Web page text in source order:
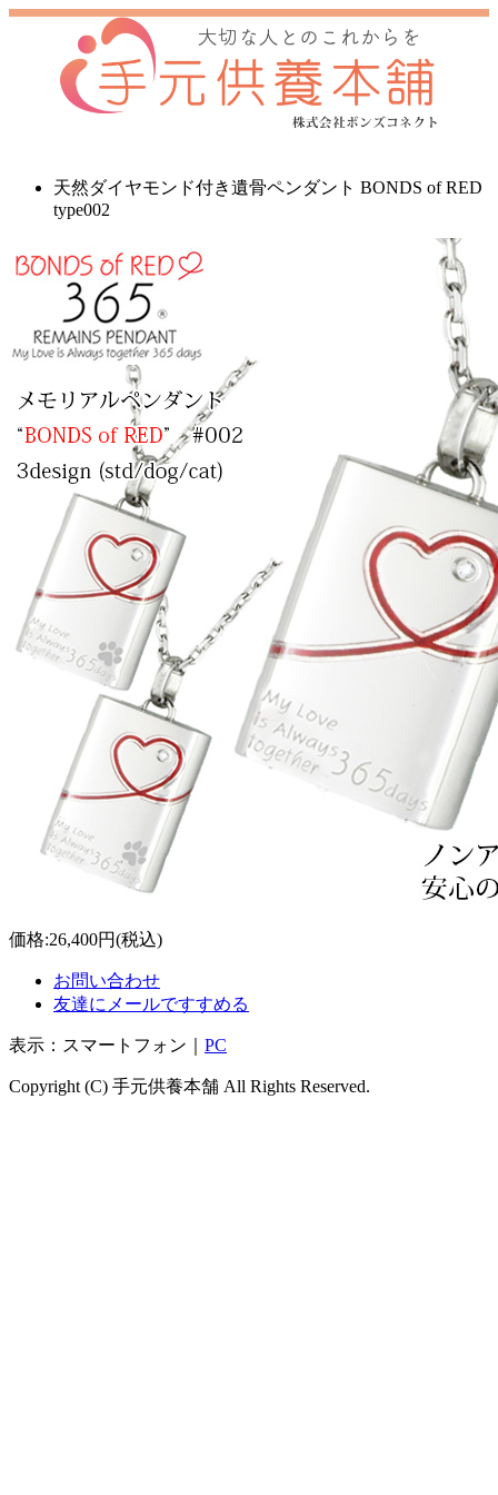
天然ダイヤモンド付き遺骨ペンダント BONDS of RED
type002
価格:26,400円(税込)
お問い合わせ
友達にメールですすめる
表示：スマートフォン｜ PC
Copyright (C) 手元供養本舗 All Rights Reserved.